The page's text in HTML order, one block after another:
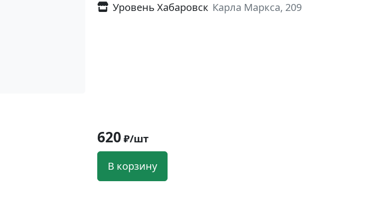
Уровень Хабаровск Карла Маркса, 209
620 ₽/шт
В корзину